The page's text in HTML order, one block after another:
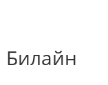
Билайн